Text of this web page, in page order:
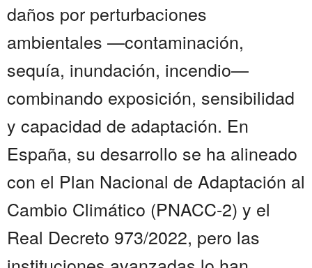
daños por perturbaciones
ambientales —contaminación,
sequía, inundación, incendio—
combinando exposición, sensibilidad
y capacidad de adaptación. En
España, su desarrollo se ha alineado
con el Plan Nacional de Adaptación al
Cambio Climático (PNACC-2) y el
Real Decreto 973/2022, pero las